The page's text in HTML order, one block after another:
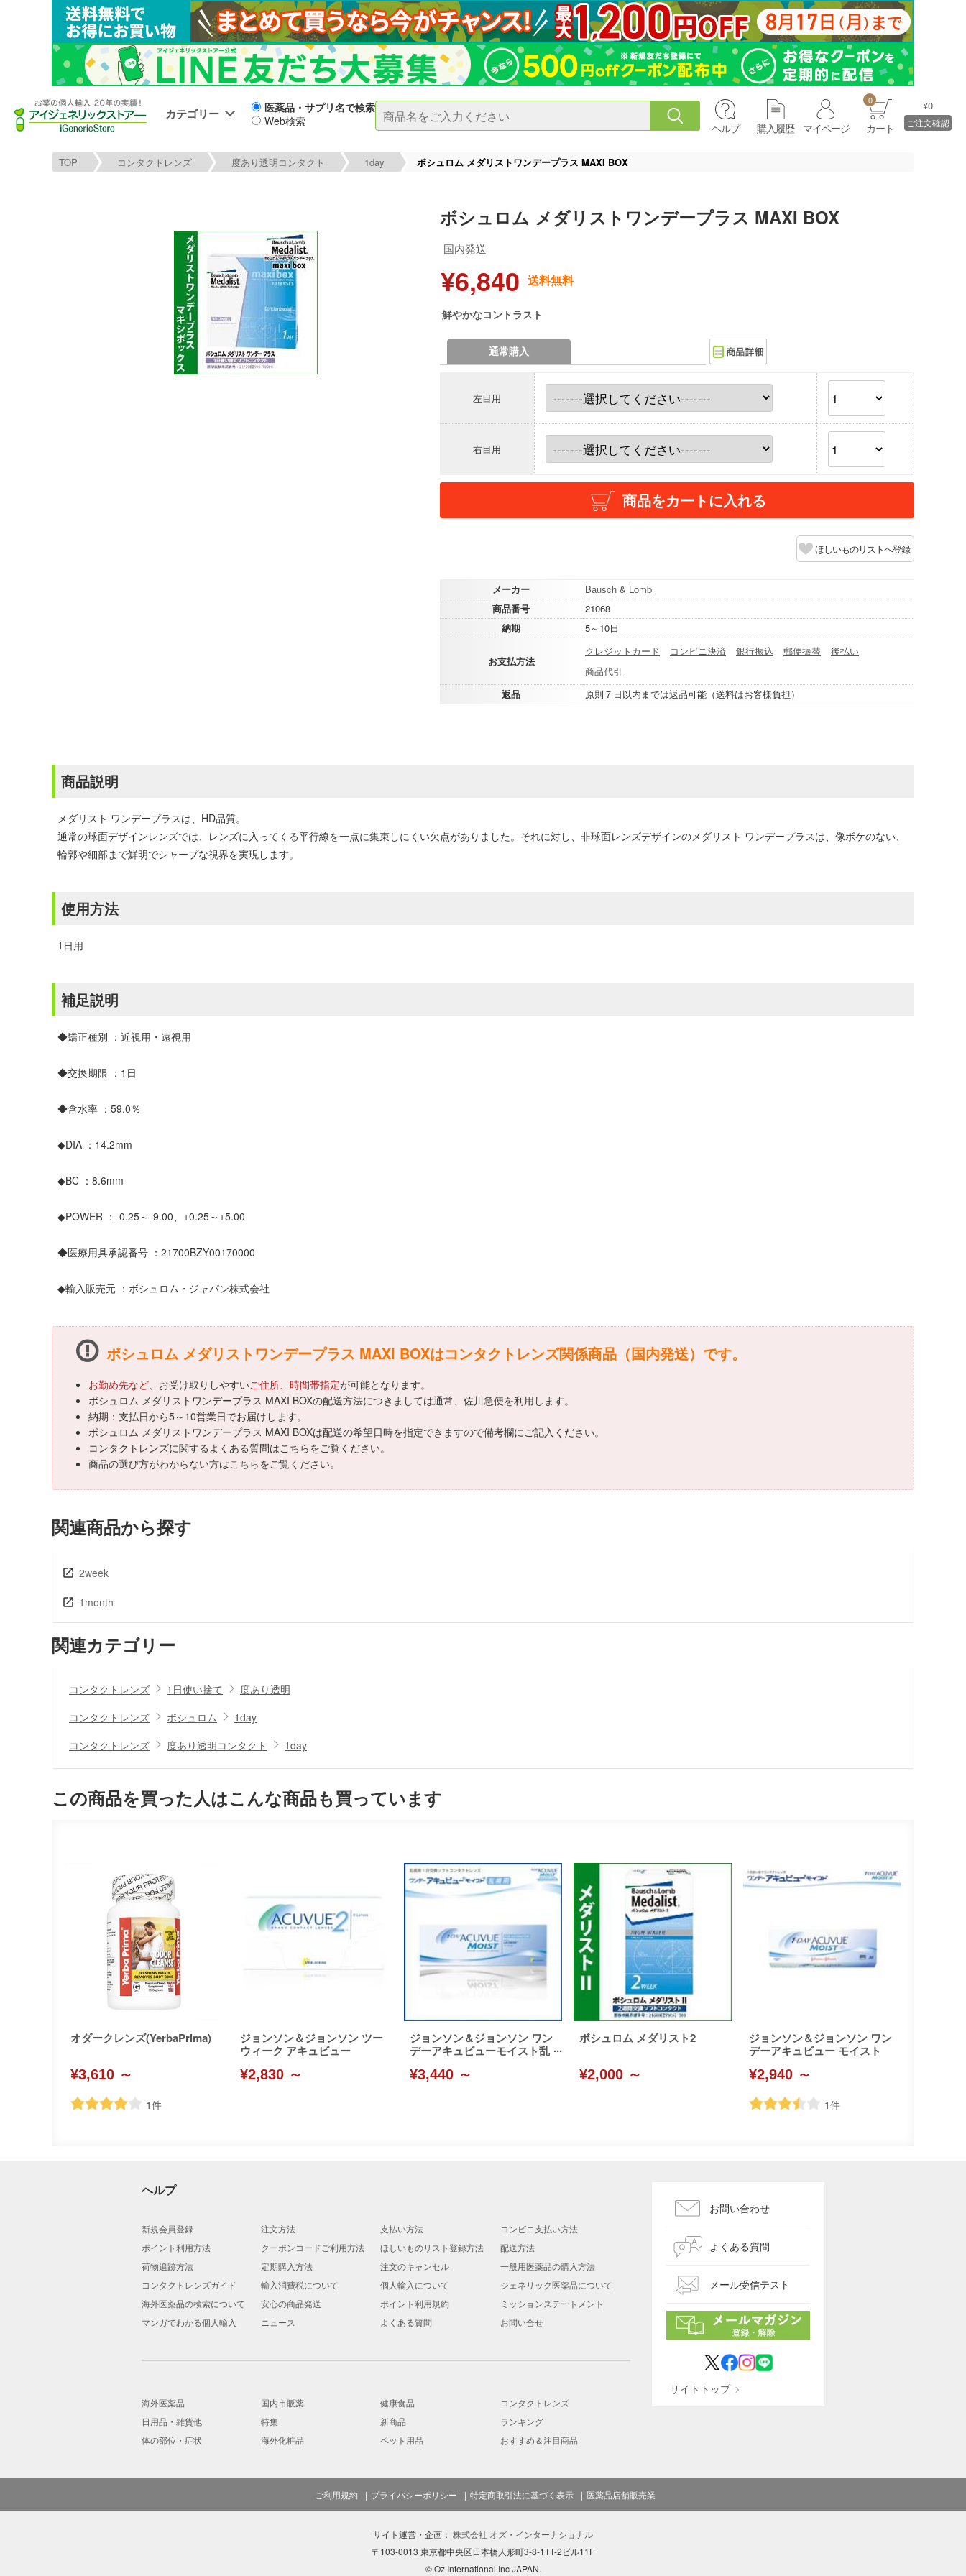
カテゴリー
医薬品・サプリ名で検索
Web検索
ヘルプ 購入履歴 マイページ
0
カート
¥0
ご注文確認
TOP コンタクトレンズ 度あり透明コンタクト 1day ボシュロム メダリストワンデープラス MAXI BOX
ボシュロム メダリストワンデープラス MAXI BOX
国内発送
¥6,840 送料無料
鮮やかなコントラスト
通常購入
左目用
右目用
商品をカートに入れる
ほしいものリストへ登録
メーカー
Bausch & Lomb
商品番号
21068
納期
5～10日
お支払方法
クレジットカード コンビニ決済 銀行振込 郵便振替
後払い
商品代引
返品
原則７日以内までは返品可能（送料はお客様負担）
商品説明
メダリスト ワンデープラスは、HD品質。
通常の球面デザインレンズでは、レンズに入ってくる平行線を一点に集束しにくい欠点がありました。それに対し、非球面レンズデザインのメダリスト ワンデープラスは、像ボケのない、
輪郭や細部まで鮮明でシャープな視界を実現します。
使用方法
1日用
補足説明
◆矯正種別 ：近視用・遠視用
◆交換期限 ：1日
◆含水率 ：59.0％
◆DIA ：14.2mm
◆BC ：8.6mm
◆POWER ：-0.25～-9.00、+0.25～+5.00
◆医療用具承認番号 ：21700BZY00170000
◆輸入販売元 ：ボシュロム・ジャパン株式会社
ボシュロム メダリストワンデープラス MAXI BOXはコンタクトレンズ関係商品（国内発送）です。
お勤め先など、お受け取りしやすいご住所、時間帯指定が可能となります。
ボシュロム メダリストワンデープラス MAXI BOXの配送方法につきましては通常、佐川急便を利用します。
納期：支払日から5～10営業日でお届けします。
ボシュロム メダリストワンデープラス MAXI BOXは配送の希望日時を指定できますので備考欄にご記入ください。
コンタクトレンズに関するよくある質問はこちらをご覧ください。
商品の選び方がわからない方はこちらをご覧ください。
関連商品から探す
2week
1month
関連カテゴリー
コンタクトレンズ 1日使い捨て
度あり透明
コンタクトレンズ
ボシュロム
1day
コンタクトレンズ
度あり透明コンタクト 1day
この商品を買った人はこんな商品も買っています
オダークレンズ(YerbaPrima)
¥3,610 ～
1件
ジョンソン＆ジョンソン ツー
ウィーク アキュビュー
¥2,830 ～
ジョンソン＆ジョンソン ワン
デーアキュビューモイスト乱
¥3,440 ～
ボシュロム メダリスト2
¥2,000 ～
ジョンソン＆ジョンソン ワン
デーアキュビュー モイスト
¥2,940 ～
1件
ヘルプ
新規会員登録 注文方法 支払い方法
コンビニ支払い方法
ポイント利用方法
クーポンコードご利用方法 ほしいものリスト登録方法
配送方法
荷物追跡方法
定期購入方法 注文のキャンセル
一般用医薬品の購入方法
コンタクトレンズガイド
輸入消費税について 個人輸入について
ジェネリック医薬品について
海外医薬品の検索について
安心の商品発送 ポイント利用規約
ミッションステートメント
マンガでわかる個人輸入
ニュース よくある質問 お問い合せ
海外医薬品 国内市販薬 健康食品
コンタクトレンズ
日用品・雑貨他
特集 新商品
ランキング
体の部位・症状
海外化粧品 ペット用品 おすすめ＆注目商品
お問い合わせ
よくある質問
メール受信テスト
サイトトップ
ご利用規約 プライバシーポリシー 特定商取引法に基づく表示 医薬品店舗販売業
サイト運営・企画： 株式会社 オズ・インターナショナル
〒103-0013 東京都中央区日本橋人形町3-8-1TT-2ビル11F
© Oz International Inc JAPAN.